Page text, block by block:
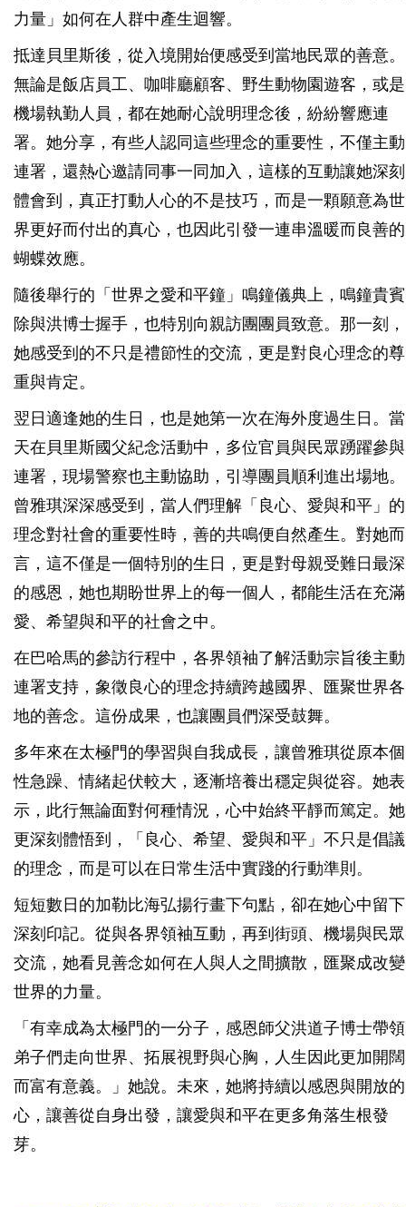
力量」如何在人群中產生迴響。
抵達貝里斯後，從入境開始便感受到當地民眾的善意。
無論是飯店員工、咖啡廳顧客、野生動物園遊客，或是
機場執勤人員，都在她耐心說明理念後，紛紛響應連
署。她分享，有些人認同這些理念的重要性，不僅主動
連署，還熱心邀請同事一同加入，這樣的互動讓她深刻
體會到，真正打動人心的不是技巧，而是一顆願意為世
界更好而付出的真心，也因此引發一連串溫暖而良善的
蝴蝶效應。
隨後舉行的「世界之愛和平鐘」鳴鐘儀典上，鳴鐘貴賓
除與洪博士握手，也特別向親訪團團員致意。那一刻，
她感受到的不只是禮節性的交流，更是對良心理念的尊
重與肯定。
翌日適逢她的生日，也是她第一次在海外度過生日。當
天在貝里斯國父紀念活動中，多位官員與民眾踴躍參與
連署，現場警察也主動協助，引導團員順利進出場地。
曾雅琪深深感受到，當人們理解「良心、愛與和平」的
理念對社會的重要性時，善的共鳴便自然產生。對她而
言，這不僅是一個特別的生日，更是對母親受難日最深
的感恩，她也期盼世界上的每一個人，都能生活在充滿
愛、希望與和平的社會之中。
在巴哈馬的參訪行程中，各界領袖了解活動宗旨後主動
連署支持，象徵良心的理念持續跨越國界、匯聚世界各
地的善念。這份成果，也讓團員們深受鼓舞。
多年來在太極門的學習與自我成長，讓曾雅琪從原本個
性急躁、情緒起伏較大，逐漸培養出穩定與從容。她表
示，此行無論面對何種情況，心中始終平靜而篤定。她
更深刻體悟到，「良心、希望、愛與和平」不只是倡議
的理念，而是可以在日常生活中實踐的行動準則。
短短數日的加勒比海弘揚行畫下句點，卻在她心中留下
深刻印記。從與各界領袖互動，再到街頭、機場與民眾
交流，她看見善念如何在人與人之間擴散，匯聚成改變
世界的力量。
「有幸成為太極門的一分子，感恩師父洪道子博士帶領
弟子們走向世界、拓展視野與心胸，人生因此更加開闊
而富有意義。」她說。未來，她將持續以感恩與開放的
心，讓善從自身出發，讓愛與和平在更多角落生根發
芽。